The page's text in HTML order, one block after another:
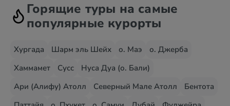
Горящие туры на самые
популярные курорты
Хургада Шарм эль Шейх о. Маэ
о. Джерба
Хаммамет
Сусс
Нуса Дуа (о. Бали)
Ари (Алифу) Атолл
Северный Мале Атолл
Бентота